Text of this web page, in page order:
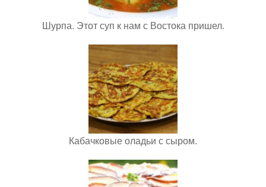
Шурпа. Этот суп к нам с Востока пришел.
Кабачковые оладьи с сыром.